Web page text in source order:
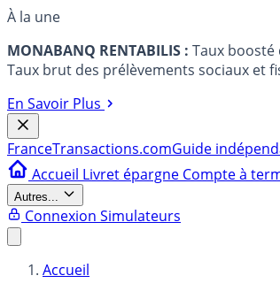
À la une
MONABANQ RENTABILIS : Taux boosté
Taux brut des prélèvements sociaux et
En Savoir Plus
FranceTransactions.comGuide
Accueil Livret épargne Compte à
Autres...
Connexion Simulateurs
Accueil